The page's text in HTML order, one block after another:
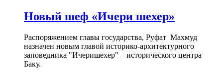
Новый шеф «Ичери шехер»
Распоряжением главы государства, Руфат Махмуд
назначен новым главой историко-архитектурного
заповедника "Ичеришехер" – исторического центра
Баку.